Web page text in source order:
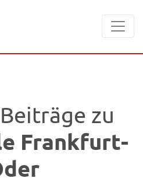
zu
Frankfurt-